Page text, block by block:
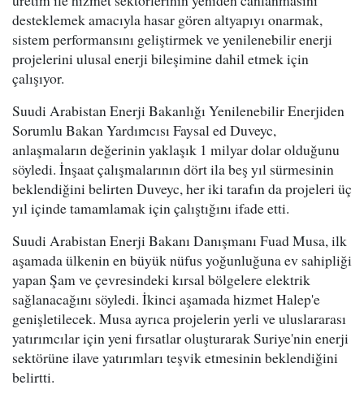
desteklemek amacıyla hasar gören altyapıyı onarmak,
sistem performansını geliştirmek ve yenilenebilir enerji
projelerini ulusal enerji bileşimine dahil etmek için
çalışıyor.
Suudi Arabistan Enerji Bakanlığı Yenilenebilir Enerjiden
Sorumlu Bakan Yardımcısı Faysal ed Duveyc,
anlaşmaların değerinin yaklaşık 1 milyar dolar olduğunu
söyledi. İnşaat çalışmalarının dört ila beş yıl sürmesinin
beklendiğini belirten Duveyc, her iki tarafın da projeleri üç
yıl içinde tamamlamak için çalıştığını ifade etti.
Suudi Arabistan Enerji Bakanı Danışmanı Fuad Musa, ilk
aşamada ülkenin en büyük nüfus yoğunluğuna ev sahipliği
yapan Şam ve çevresindeki kırsal bölgelere elektrik
sağlanacağını söyledi. İkinci aşamada hizmet Halep'e
genişletilecek. Musa ayrıca projelerin yerli ve uluslararası
yatırımcılar için yeni fırsatlar oluşturarak Suriye'nin enerji
sektörüne ilave yatırımları teşvik etmesinin beklendiğini
belirtti.